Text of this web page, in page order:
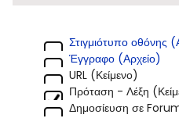
Στιγμιότυπο οθόνης
Έγγραφο (Αρχείο)
URL (Κείμενο)
Πρόταση - Λέξη
Δημοσίευση σε